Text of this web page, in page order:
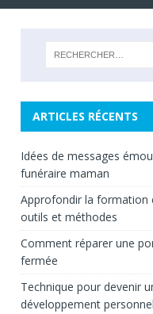
ARTICLES RÉCENTS
Idées de messages
funéraire maman
Approfondir la formation
outils et méthodes
Comment réparer une
fermée
Technique pour devenir
développement personnel